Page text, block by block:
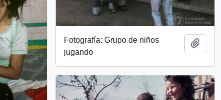
Fotografía: Grupo de niños
jugando
Add